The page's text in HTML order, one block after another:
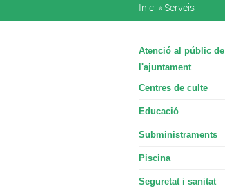
Inici » Serveis
Atenció al públic de
l'ajuntament
Centres de culte
Educació
Subministraments
Piscina
Seguretat i sanitat